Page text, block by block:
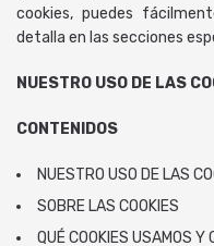
cookies, puedes
detalla en las secciones
NUESTRO USO DE LAS
CONTENIDOS
NUESTRO USO DE LAS
SOBRE LAS COOKIES
QUÉ COOKIES USAMOS